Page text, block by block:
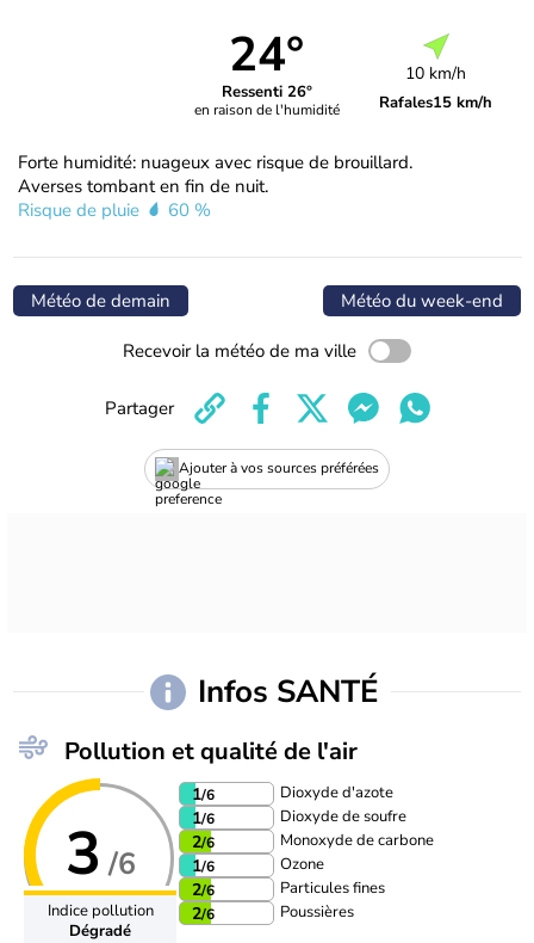
24°
Ressenti 26°
en raison de l'humidité
10 km/h
Rafales15 km/h
Forte humidité: nuageux avec risque de brouillard.
Averses tombant en fin de nuit.
Risque de pluie
60 %
Météo de demain Météo du week-end
Recevoir la météo de ma ville
Ajouter à vos sources préférées
Partager
Infos SANTÉ
Pollution et qualité de l'air
3 /6
Indice pollution
Dégradé
1/6 Dioxyde d'azote
1/6 Dioxyde de soufre
2/6 Monoxyde de carbone
1/6 Ozone
2/6 Particules fines
2/6 Poussières